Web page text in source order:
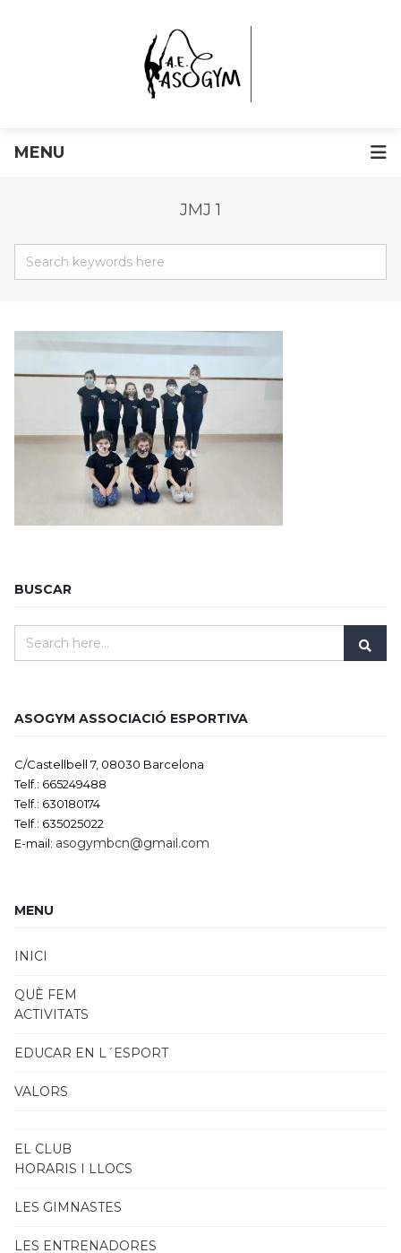
MENU
JMJ 1
BUSCAR
ASOGYM ASSOCIACIÓ ESPORTIVA
C/Castellbell 7, 08030 Barcelona
Telf.: 665249488
Telf.: 630180174
Telf.: 635025022
E-mail: asogymbcn@gmail.com
MENU
INICI
QUÈ FEM
ACTIVITATS
EDUCAR EN L´ESPORT
VALORS
EL CLUB
HORARIS I LLOCS
LES GIMNASTES
LES ENTRENADORES